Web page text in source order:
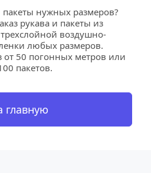
нужных размеров?
рукава и пакеты из
воздушно-
любых размеров.
50 погонных метров или
пакетов.
главную